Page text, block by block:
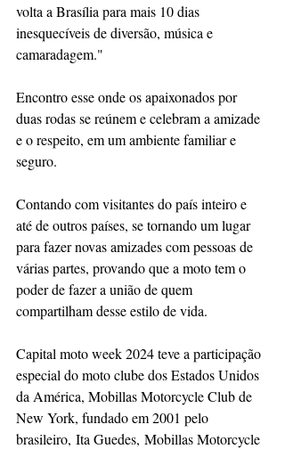
volta a Brasília para mais 10 dias
inesquecíveis de diversão, música e
camaradagem."
Encontro esse onde os apaixonados por
duas rodas se reúnem e celebram a amizade
e o respeito, em um ambiente familiar e
seguro.
Contando com visitantes do país inteiro e
até de outros países, se tornando um lugar
para fazer novas amizades com pessoas de
várias partes, provando que a moto tem o
poder de fazer a união de quem
compartilham desse estilo de vida.
Capital moto week 2024 teve a participação
especial do moto clube dos Estados Unidos
da América, Mobillas Motorcycle Club de
New York, fundado em 2001 pelo
brasileiro, Ita Guedes, Mobillas Motorcycle